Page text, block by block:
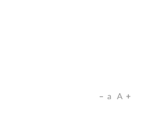
a A